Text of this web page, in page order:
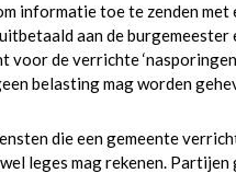
informatie toe te zenden
aan de burgemeester
de verrichte
belasting mag worden
die een gemeente
leges mag rekenen.